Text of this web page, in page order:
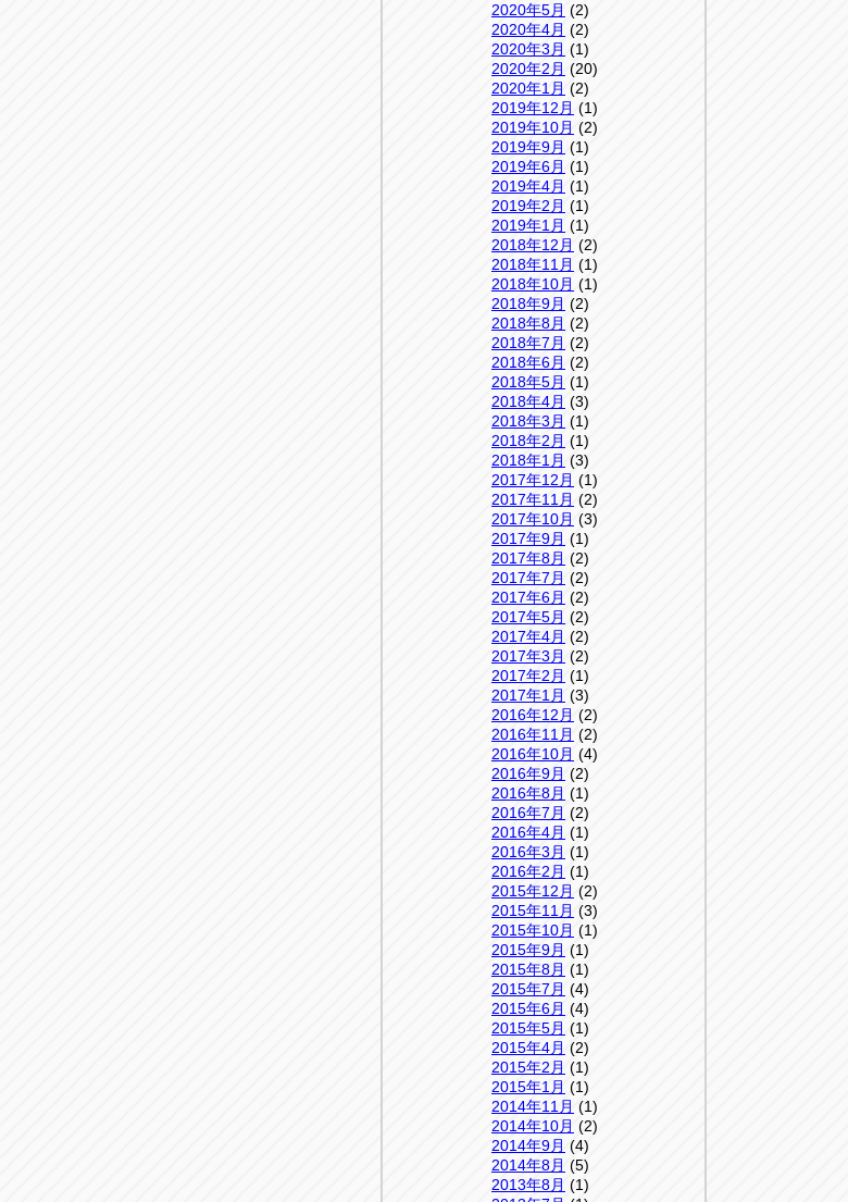
2020年5月 (2)
2020年4月 (2)
2020年3月 (1)
2020年2月 (20)
2020年1月 (2)
2019年12月 (1)
2019年10月 (2)
2019年9月 (1)
2019年6月 (1)
2019年4月 (1)
2019年2月 (1)
2019年1月 (1)
2018年12月 (2)
2018年11月 (1)
2018年10月 (1)
2018年9月 (2)
2018年8月 (2)
2018年7月 (2)
2018年6月 (2)
2018年5月 (1)
2018年4月 (3)
2018年3月 (1)
2018年2月 (1)
2018年1月 (3)
2017年12月 (1)
2017年11月 (2)
2017年10月 (3)
2017年9月 (1)
2017年8月 (2)
2017年7月 (2)
2017年6月 (2)
2017年5月 (2)
2017年4月 (2)
2017年3月 (2)
2017年2月 (1)
2017年1月 (3)
2016年12月 (2)
2016年11月 (2)
2016年10月 (4)
2016年9月 (2)
2016年8月 (1)
2016年7月 (2)
2016年4月 (1)
2016年3月 (1)
2016年2月 (1)
2015年12月 (2)
2015年11月 (3)
2015年10月 (1)
2015年9月 (1)
2015年8月 (1)
2015年7月 (4)
2015年6月 (4)
2015年5月 (1)
2015年4月 (2)
2015年2月 (1)
2015年1月 (1)
2014年11月 (1)
2014年10月 (2)
2014年9月 (4)
2014年8月 (5)
2013年8月 (1)